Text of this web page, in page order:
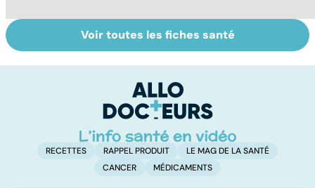
biologiques :
L'urine : des
vertus moins
Voir toutes les fiches santé
RECETTES RAPPEL PRODUIT
LE MAG DE LA SANTÉ
CANCER
MÉDICAMENTS